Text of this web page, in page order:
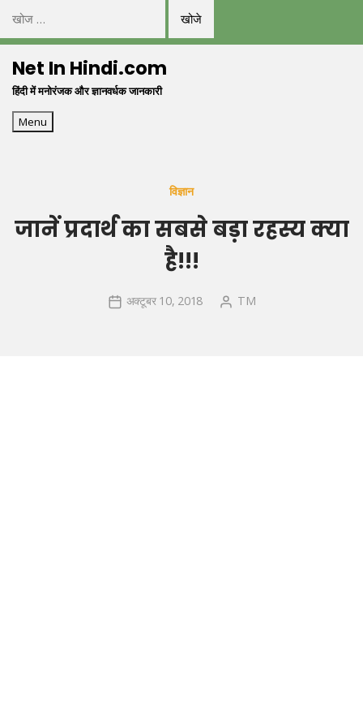
निम्न
को
खोजें:Net In Hindi.com
हिंदी में मनोरंजक और ज्ञानवर्धक जानकारी
Menu
विज्ञान
जानें प्रदार्थ का सबसे बड़ा रहस्य क्या
है!!!
अक्टूबर 10, 2018 TM